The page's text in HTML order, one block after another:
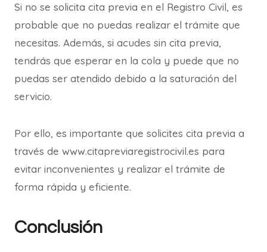
Si no se solicita cita previa en el Registro Civil, es
probable que no puedas realizar el trámite que
necesitas. Además, si acudes sin cita previa,
tendrás que esperar en la cola y puede que no
puedas ser atendido debido a la saturación del
servicio.
Por ello, es importante que solicites cita previa a
través de www.citapreviaregistrocivil.es para
evitar inconvenientes y realizar el trámite de
forma rápida y eficiente.
Conclusión